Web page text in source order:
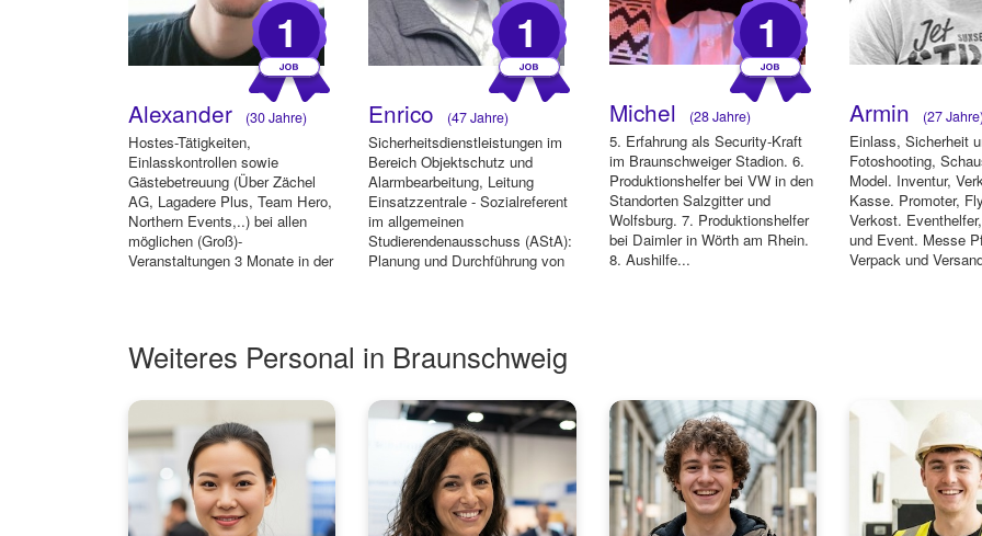
1
Alexander (30 Jahre)
Hostes-Tätigkeiten,
Einlasskontrollen sowie
Gästebetreuung (Über Zächel
AG, Lagadere Plus, Team Hero,
Northern Events,..) bei allen
möglichen (Groß)-
Veranstaltungen 3 Monate in der
1
Enrico (47 Jahre)
Sicherheitsdienstleistungen im
Bereich Objektschutz und
Alarmbearbeitung, Leitung
Einsatzzentrale - Sozialreferent
im allgemeinen
Studierendenausschuss (AStA):
Planung und Durchführung von
1
Michel (28 Jahre)
5. Erfahrung als Security-Kraft
im Braunschweiger Stadion. 6.
Produktionshelfer bei VW in den
Standorten Salzgitter und
Wolfsburg. 7. Produktionshelfer
bei Daimler in Wörth am Rhein.
8. Aushilfe...
Armin (27
Einlass, Sicherheit
Fotoshooting,
Model. Inventur,
Kasse. Promoter,
Verkost.
und Event. Messe
Verpack und
Weiteres Personal in Braunschweig